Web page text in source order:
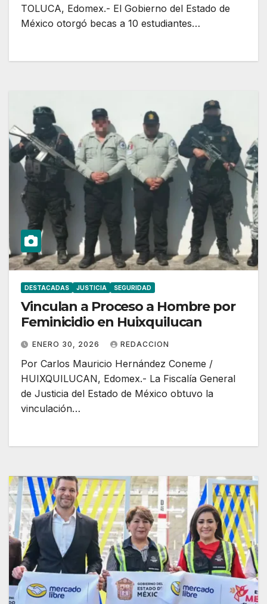
TOLUCA, Edomex.- El Gobierno del Estado de
México otorgó becas a 10 estudiantes…
DESTACADAS JUSTICIA SEGURIDAD
Vinculan a Proceso a Hombre por
Feminicidio en Huixquilucan
ENERO 30, 2026 REDACCION
Por Carlos Mauricio Hernández Coneme /
HUIXQUILUCAN, Edomex.- La Fiscalía General
de Justicia del Estado de México obtuvo la
vinculación…